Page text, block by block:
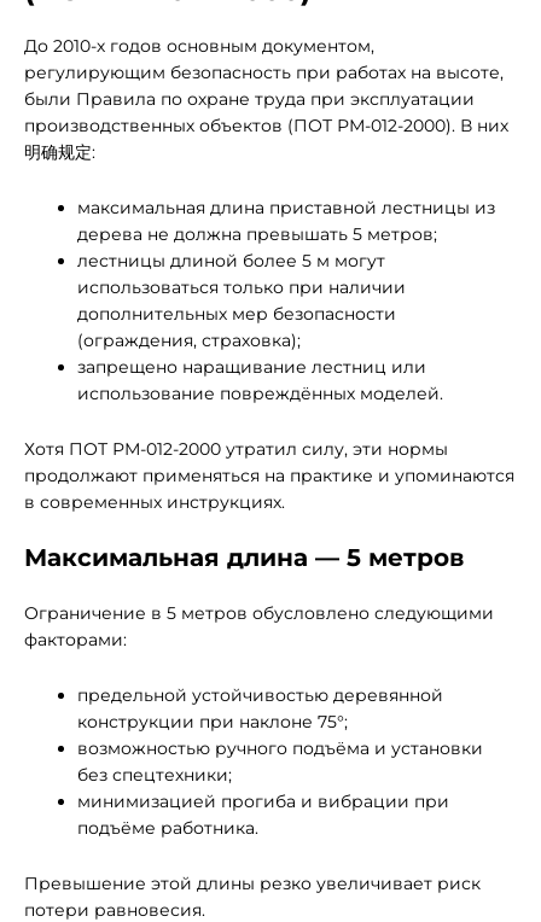
До 2010-х годов основным документом,
регулирующим безопасность при работах на высоте,
были Правила по охране труда при эксплуатации
производственных объектов (ПОТ РМ-012-2000). В них
明确规定:
максимальная длина приставной лестницы из
дерева не должна превышать 5 метров;
лестницы длиной более 5 м могут
использоваться только при наличии
дополнительных мер безопасности
(ограждения, страховка);
запрещено наращивание лестниц или
использование повреждённых моделей.
Хотя ПОТ РМ-012-2000 утратил силу, эти нормы
продолжают применяться на практике и упоминаются
в современных инструкциях.
Максимальная длина — 5 метров
Ограничение в 5 метров обусловлено следующими
факторами:
предельной устойчивостью деревянной
конструкции при наклоне 75°;
возможностью ручного подъёма и установки
без спецтехники;
минимизацией прогиба и вибрации при
подъёме работника.
Превышение этой длины резко увеличивает риск
потери равновесия.